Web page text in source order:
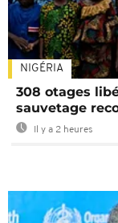
NIGÉRIA
308 otages
sauvetage
Il y a 2 heures